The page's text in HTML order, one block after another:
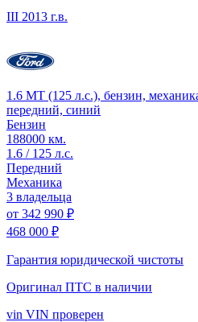
III 2013 г.в.
1.6 MT (125 л.с.), бензин,
передний, синий
Бензин
188000 км.
1.6 / 125 л.с.
Передний
Механика
3 владельца
от 342 990 ₽
468 000 ₽
Гарантия юридической чистоты
Оригинал ПТС в наличии
vin VIN проверен